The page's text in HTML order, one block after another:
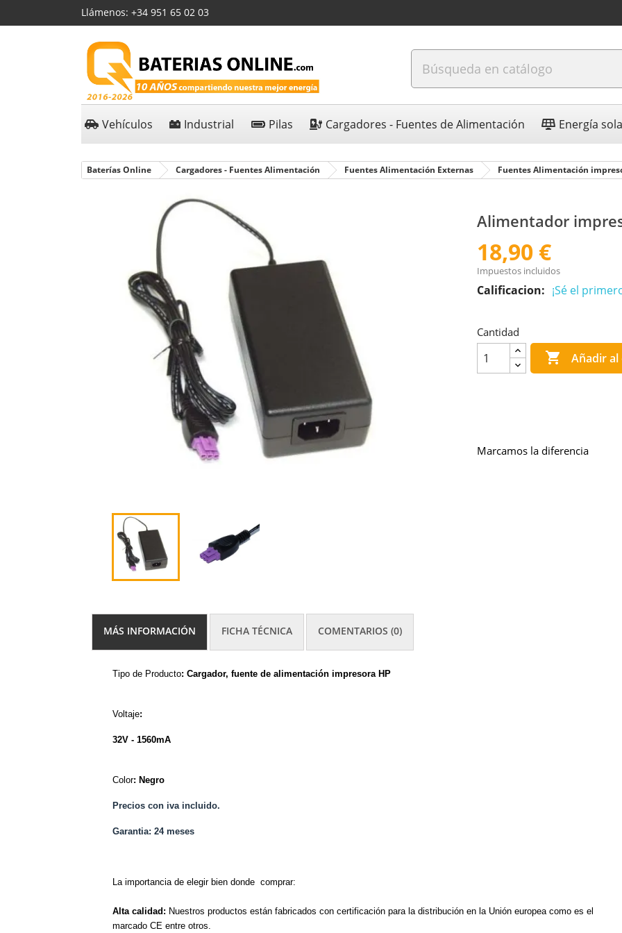
Llámenos: +34 951 65 02 03
Vehículos Industrial Pilas Cargadores - Fuentes de Alimentación Energía
Baterías Online Cargadores - Fuentes Alimentación Fuentes Alimentación Externas Fuentes Alimentación
Alimentador
18,90 €
Impuestos incluidos
Calificacion: ¡Sé el
Cantidad
 Añadir
Marcamos la diferencia
MÁS INFORMACIÓN FICHA TÉCNICA COMENTARIOS (0)
Tipo de Producto: Cargador, fuente de alimentación impresora HP
Voltaje:
32V - 1560mA
Color: Negro
Precios con iva incluido.
Garantia: 24 meses
La importancia de elegir bien donde comprar:
Alta calidad: Nuestros productos están fabricados con certificación para la distribución en la Unión europea como es el
marcado CE entre otros.